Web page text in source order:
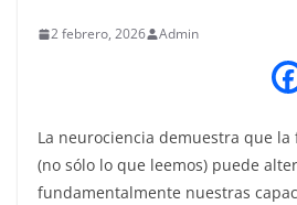
2 febrero, 2026 Admin
La neurociencia demuestra que
(no sólo lo que leemos) puede
fundamentalmente nuestras